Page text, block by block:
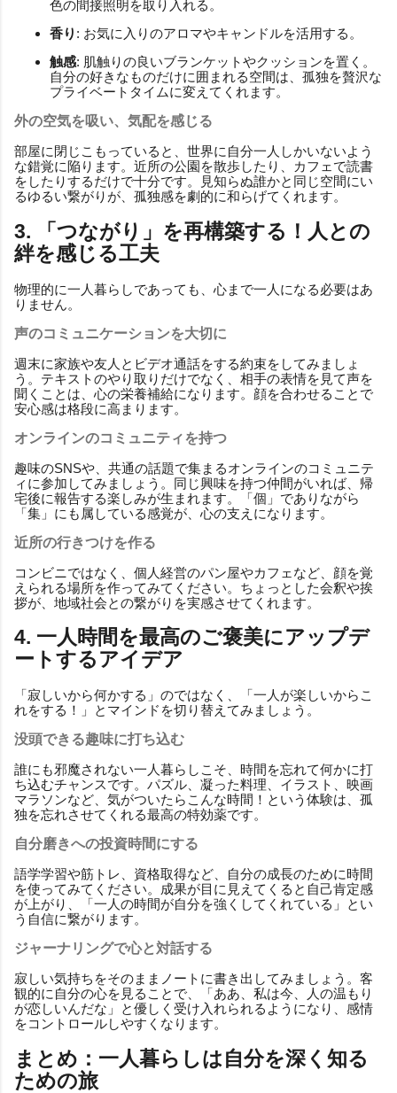
色の間接照明を取り入れる。
香り : お気に入りのアロマやキャンドルを活用する。
触感: 肌触りの良いブランケットやクッションを置く。
自分の好きなものだけに囲まれる空間は、孤独を贅沢な
プライベートタイムに変えてくれます。
外の空気を吸い、気配を感じる
部屋に閉じこもっていると、世界に自分一人しかいないよう
な錯覚に陥ります。近所の公園を散歩したり、カフェで読書
をしたりするだけで十分です。見知らぬ誰かと同じ空間にい
るゆるい繋がりが、孤独感を劇的に和らげてくれます。
3. 「つながり」を再構築する！人との
絆を感じる工夫
物理的に一人暮らしであっても、心まで一人になる必要はあ
りません。
声のコミュニケーションを大切に
週末に家族や友人とビデオ通話をする約束をしてみましょ
う。テキストのやり取りだけでなく、相手の表情を見て声を
聞くことは、心の栄養補給になります。顔を合わせることで
安心感は格段に高まります。
オンラインのコミュニティを持つ
趣味のSNSや、共通の話題で集まるオンラインのコミュニテ
ィに参加してみましょう。同じ興味を持つ仲間がいれば、帰
宅後に報告する楽しみが生まれます。「個」でありながら
「集」にも属している感覚が、心の支えになります。
近所の行きつけを作る
コンビニではなく、個人経営のパン屋やカフェなど、顔を覚
えられる場所を作ってみてください。ちょっとした会釈や挨
拶が、地域社会との繋がりを実感させてくれます。
4. 一人時間を最高のご褒美にアップデ
ートするアイデア
「寂しいから何かする」のではなく、「一人が楽しいからこ
れをする！」とマインドを切り替えてみましょう。
没頭できる趣味に打ち込む
誰にも邪魔されない一人暮らしこそ、時間を忘れて何かに打
ち込むチャンスです。パズル、凝った料理、イラスト、映画
マラソンなど、気がついたらこんな時間！という体験は、孤
独を忘れさせてくれる最高の特効薬です。
自分磨きへの投資時間にする
語学学習や筋トレ、資格取得など、自分の成長のために時間
を使ってみてください。成果が目に見えてくると自己肯定感
が上がり、「一人の時間が自分を強くしてくれている」とい
う自信に繋がります。
ジャーナリングで心と対話する
寂しい気持ちをそのままノートに書き出してみましょう。客
観的に自分の心を見ることで、「ああ、私は今、人の温もり
が恋しいんだな」と優しく受け入れられるようになり、感情
をコントロールしやすくなります。
まとめ：一人暮らしは自分を深く知る
ための旅